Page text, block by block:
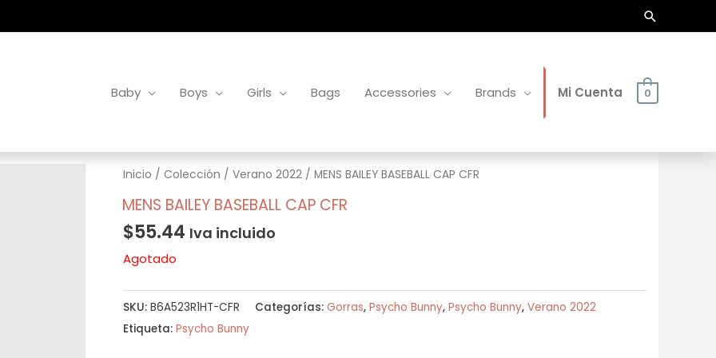
Buscar
Baby Boys Girls Bags Accessories Brands Mi Cuenta 0
Inicio / Colección / Verano 2022/ MENS BAILEY BASEBALL CAP CFR
MENS BAILEY BASEBALL CAP CFR
$55.44 Iva incluido
Agotado
SKU: B6A523R1HT-CFR Categorías: Gorras, Psycho Bunny, Psycho Bunny, Verano 2022
Etiqueta: Psycho Bunny